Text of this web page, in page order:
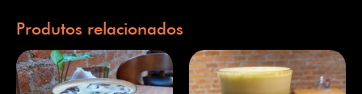
Produtos relacionados